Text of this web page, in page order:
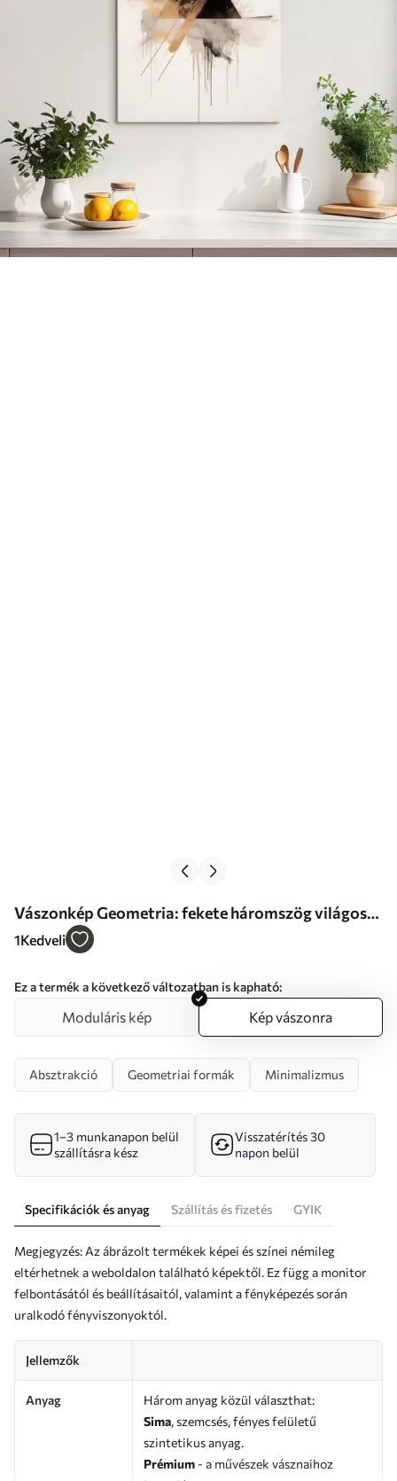
Vászonkép Geometria: fekete háromszög világos
foltokkal és vonalakkal Nr s46540
1Kedveli
Ez a termék a következő változatban is kapható:
Moduláris kép Kép vászonra
Absztrakció Geometriai formák Minimalizmus
1–3 munkanapon belül
szállításra kész
Visszatérítés 30
napon belül
Specifikációk és anyag Szállítás és fizetés GYIK
Megjegyzés: Az ábrázolt termékek képei és színei némileg
eltérhetnek a weboldalon található képektől. Ez függ a monitor
felbontásától és beállításaitól, valamint a fényképezés során
uralkodó fényviszonyoktól.
Jellemzők
Anyag
Három anyag közül választhat:
Sima, szemcsés, fényes felületű
szintetikus anyag.
Prémium - a művészek vásznaihoz